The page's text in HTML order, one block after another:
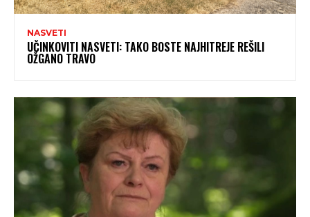
NASVETI
UČINKOVITI NASVETI: TAKO BOSTE NAJHITREJE REŠILI
OŽGANO TRAVO